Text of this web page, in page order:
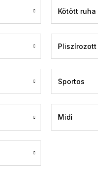
Kötött ruha
Pliszírozott
Sportos
Midi